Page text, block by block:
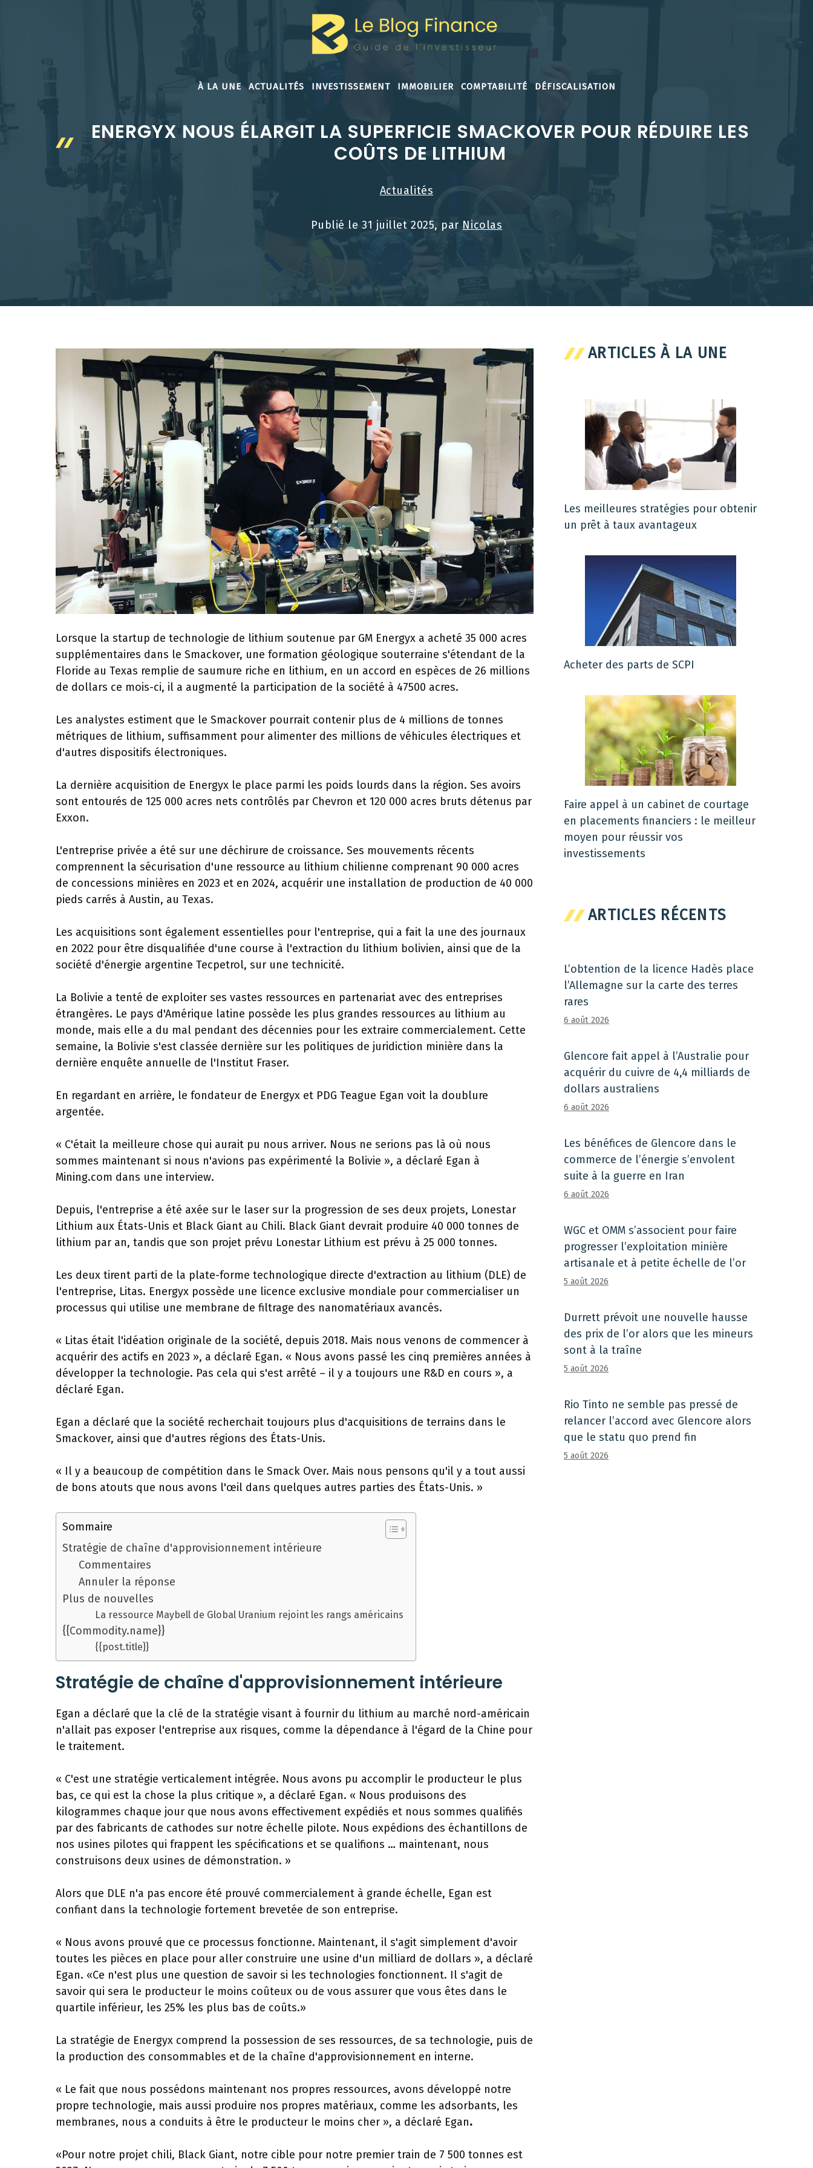
À LA UNE ACTUALITÉS INVESTISSEMENT IMMOBILIER COMPTABILITÉ DÉFISCALISATION
ENERGYX NOUS ÉLARGIT LA SUPERFICIE SMACKOVER POUR RÉDUIRE LES
COÛTS DE LITHIUM
Actualités
Publié le31 juillet 2025, par Nicolas
Lorsque la startup de technologie de lithium soutenue par GM Energyx a acheté 35 000 acres
supplémentaires dans le Smackover, une formation géologique souterraine s'étendant de la
Floride au Texas remplie de saumure riche en lithium, en un accord en espèces de 26 millions
de dollars ce mois-ci, il a augmenté la participation de la société à 47500 acres.
Les analystes estiment que le Smackover pourrait contenir plus de 4 millions de tonnes
métriques de lithium, suffisamment pour alimenter des millions de véhicules électriques et
d'autres dispositifs électroniques.
La dernière acquisition de Energyx le place parmi les poids lourds dans la région. Ses avoirs
sont entourés de 125 000 acres nets contrôlés par Chevron et 120 000 acres bruts détenus par
Exxon.
L'entreprise privée a été sur une déchirure de croissance. Ses mouvements récents
comprennent la sécurisation d'une ressource au lithium chilienne comprenant 90 000 acres
de concessions minières en 2023 et en 2024, acquérir une installation de production de 40 000
pieds carrés à Austin, au Texas.
Les acquisitions sont également essentielles pour l'entreprise, qui a fait la une des journaux
en 2022 pour être disqualifiée d'une course à l'extraction du lithium bolivien, ainsi que de la
société d'énergie argentine Tecpetrol, sur une technicité.
La Bolivie a tenté de exploiter ses vastes ressources en partenariat avec des entreprises
étrangères. Le pays d'Amérique latine possède les plus grandes ressources au lithium au
monde, mais elle a du mal pendant des décennies pour les extraire commercialement. Cette
semaine, la Bolivie s'est classée dernière sur les politiques de juridiction minière dans la
dernière enquête annuelle de l'Institut Fraser.
En regardant en arrière, le fondateur de Energyx et PDG Teague Egan voit la doublure
argentée.
« C'était la meilleure chose qui aurait pu nous arriver. Nous ne serions pas là où nous
sommes maintenant si nous n'avions pas expérimenté la Bolivie », a déclaré Egan à
Mining.com dans une interview.
Depuis, l'entreprise a été axée sur le laser sur la progression de ses deux projets, Lonestar
Lithium aux États-Unis et Black Giant au Chili. Black Giant devrait produire 40 000 tonnes de
lithium par an, tandis que son projet prévu Lonestar Lithium est prévu à 25 000 tonnes.
Les deux tirent parti de la plate-forme technologique directe d'extraction au lithium (DLE) de
l'entreprise, Litas. Energyx possède une licence exclusive mondiale pour commercialiser un
processus qui utilise une membrane de filtrage des nanomatériaux avancés.
« Litas était l'idéation originale de la société, depuis 2018. Mais nous venons de commencer à
acquérir des actifs en 2023 », a déclaré Egan. « Nous avons passé les cinq premières années à
développer la technologie. Pas cela qui s'est arrêté – il y a toujours une R&D en cours », a
déclaré Egan.
Egan a déclaré que la société recherchait toujours plus d'acquisitions de terrains dans le
Smackover, ainsi que d'autres régions des États-Unis.
« Il y a beaucoup de compétition dans le Smack Over. Mais nous pensons qu'il y a tout aussi
de bons atouts que nous avons l'œil dans quelques autres parties des États-Unis. »
Sommaire
Stratégie de chaîne d'approvisionnement intérieure
Commentaires
Annuler la réponse
Plus de nouvelles
La ressource Maybell de Global Uranium rejoint les rangs américains
{{Commodity.name}}
{{post.title}}
Stratégie de chaîne d'approvisionnement intérieure
Egan a déclaré que la clé de la stratégie visant à fournir du lithium au marché nord-américain
n'allait pas exposer l'entreprise aux risques, comme la dépendance à l'égard de la Chine pour
le traitement.
« C'est une stratégie verticalement intégrée. Nous avons pu accomplir le producteur le plus
bas, ce qui est la chose la plus critique », a déclaré Egan. « Nous produisons des
kilogrammes chaque jour que nous avons effectivement expédiés et nous sommes qualifiés
par des fabricants de cathodes sur notre échelle pilote. Nous expédions des échantillons de
nos usines pilotes qui frappent les spécifications et se qualifions … maintenant, nous
construisons deux usines de démonstration. »
Alors que DLE n'a pas encore été prouvé commercialement à grande échelle, Egan est
confiant dans la technologie fortement brevetée de son entreprise.
« Nous avons prouvé que ce processus fonctionne. Maintenant, il s'agit simplement d'avoir
toutes les pièces en place pour aller construire une usine d'un milliard de dollars », a déclaré
Egan. «Ce n'est plus une question de savoir si les technologies fonctionnent. Il s'agit de
savoir qui sera le producteur le moins coûteux ou de vous assurer que vous êtes dans le
quartile inférieur, les 25% les plus bas de coûts.»
La stratégie de Energyx comprend la possession de ses ressources, de sa technologie, puis de
la production des consommables et de la chaîne d'approvisionnement en interne.
« Le fait que nous possédons maintenant nos propres ressources, avons développé notre
propre technologie, mais aussi produire nos propres matériaux, comme les adsorbants, les
membranes, nous a conduits à être le producteur le moins cher », a déclaré Egan.
«Pour notre projet chili, Black Giant, notre cible pour notre premier train de 7 500 tonnes est
ARTICLES À LA UNE
Les meilleures stratégies pour obtenir
un prêt à taux avantageux
Acheter des parts de SCPI
Faire appel à un cabinet de courtage
en placements financiers : le meilleur
moyen pour réussir vos
investissements
ARTICLES RÉCENTS
L’obtention de la licence Hadès place
l’Allemagne sur la carte des terres
rares
6 août 2026
Glencore fait appel à l’Australie pour
acquérir du cuivre de 4,4 milliards de
dollars australiens
6 août 2026
Les bénéfices de Glencore dans le
commerce de l’énergie s’envolent
suite à la guerre en Iran
6 août 2026
WGC et OMM s’associent pour faire
progresser l’exploitation minière
artisanale et à petite échelle de l’or
5 août 2026
Durrett prévoit une nouvelle hausse
des prix de l’or alors que les mineurs
sont à la traîne
5 août 2026
Rio Tinto ne semble pas pressé de
relancer l’accord avec Glencore alors
que le statu quo prend fin
5 août 2026